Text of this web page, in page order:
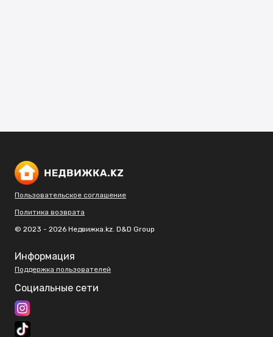
Пользовательское соглашение
Политика возврата
© 2023 - 2026 Недвижка.kz. D&D Group
Информация
Поддержка пользователей
Социальные сети